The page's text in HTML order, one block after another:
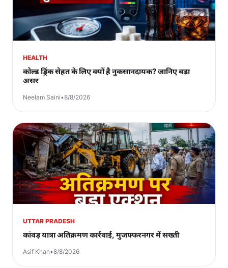
HEALTH
कोल्ड ड्रिंक सेहत के लिए क्यों है नुकसानदायक? जानिए बड़ा
असर
Neelam Saini•8/8/2026
UTTAR PRADESH
कांवड़ यात्रा अतिक्रमण कार्रवाई, मुजफ्फरनगर में सख्ती
Asif Khan•8/8/2026